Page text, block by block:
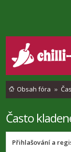
Obsah fóra
Často
Přihlašování a